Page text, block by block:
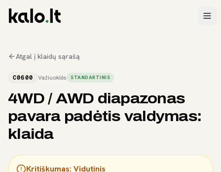
Atgal į klaidų sąrašą
C0600 Važiuoklės STANDARTINIS
4WD / AWD diapazonas
pavara padėtis valdymas:
klaida
Kritiškumas: Vidutinis